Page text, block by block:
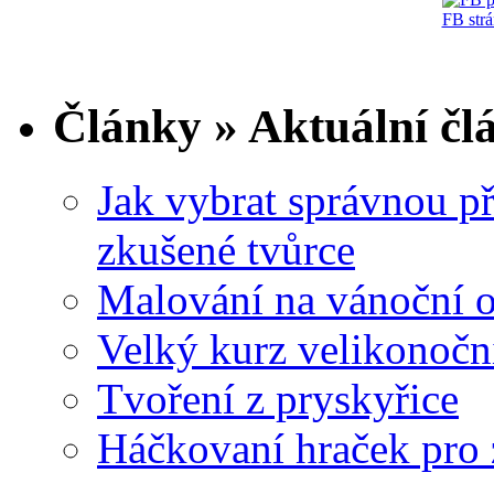
FB
Články » Aktuální
Jak vybrat správnou
zkušené tvůrce
Malování na vánoční
Velký kurz
Tvoření z pryskyřice
Háčkovaní hraček pro